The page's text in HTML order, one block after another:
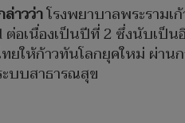
ล่าวว่าโรงพยาบาลพระรามเ
อเนื่องเป็นปีที่ 2 ซึ่งนับเป็
ให้ก้าวทันโลกยุคใหม่ ผ่า
บบสาธารณสุข